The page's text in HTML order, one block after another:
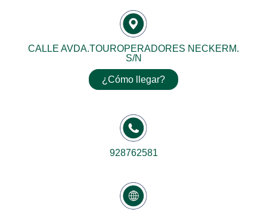
CALLE AVDA.TOUROPERADORES NECKERM.
S/N
¿Cómo llegar?
928762581